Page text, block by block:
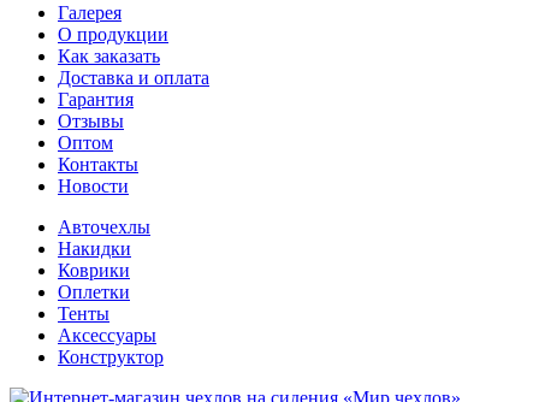
Галерея
О продукции
Как заказать
Доставка и оплата
Гарантия
Отзывы
Оптом
Контакты
Новости
Авточехлы
Накидки
Коврики
Оплетки
Тенты
Аксессуары
Конструктор